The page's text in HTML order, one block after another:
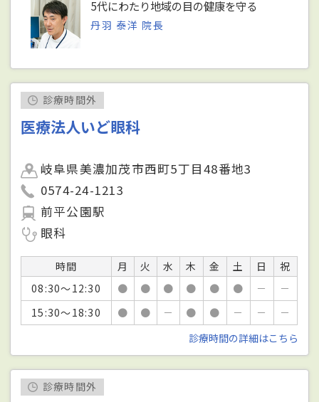
5代にわたり地域の目の健康を守る
丹羽 泰洋 院長
診療時間外
医療法人いど眼科
岐阜県美濃加茂市西町5丁目48番地3
0574-24-1213
前平公園駅
眼科
時間 月 火 水 木 金 土 日
祝
08:30～12:30
● ● ● ● ● ● －
－
15:30～18:30
● ● － ● ● － －
－
診療時間の詳細はこちら
診療時間外